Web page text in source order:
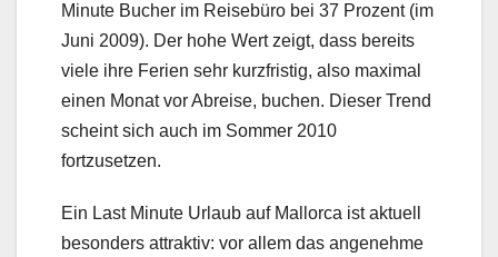
Minute Bucher im Reisebüro bei 37 Prozent (im
Juni 2009). Der hohe Wert zeigt, dass bereits
viele ihre Ferien sehr kurzfristig, also maximal
einen Monat vor Abreise, buchen. Dieser Trend
scheint sich auch im Sommer 2010
fortzusetzen.
Ein Last Minute Urlaub auf Mallorca ist aktuell
besonders attraktiv: vor allem das angenehme